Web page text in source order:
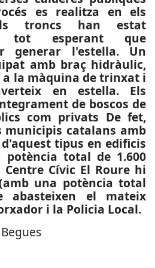
es realitza en els
troncs han estat
tot esperant que
generar l'estella. Un
amb braç hidràulic,
la màquina de trinxat i
en estella. Els
de boscos de
com privats De fet,
municipis catalans amb
d'aquest tipus en edificis
potència total de 1.600
Cívic El Roure hi
una potència total
abasteixen el mateix
i la Policia Local.